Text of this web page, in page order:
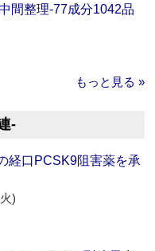
間整理‐77成分1042品
もっと見る »
‐
経口PCSK9阻害薬を承
)